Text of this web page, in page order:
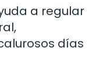
a regular
días